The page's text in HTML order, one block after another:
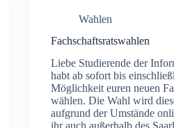
Wahlen
Fachschaftsratswahlen
Liebe Studierende der
habt ab sofort bis
Möglichkeit euren neuen
wählen. Die Wahl wird
aufgrund der Umstände